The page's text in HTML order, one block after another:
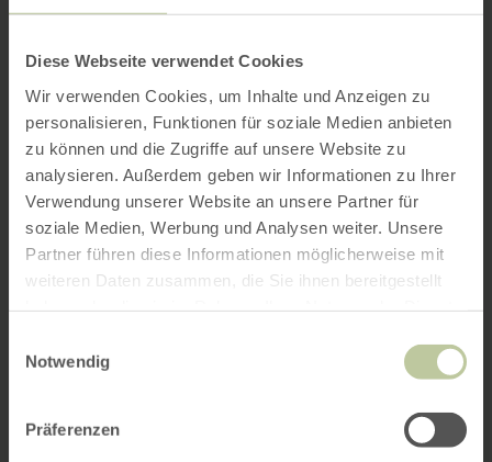
Diese Webseite verwendet Cookies
Wir verwenden Cookies, um Inhalte und Anzeigen zu
personalisieren, Funktionen für soziale Medien anbieten
zu können und die Zugriffe auf unsere Website zu
analysieren. Außerdem geben wir Informationen zu Ihrer
Verwendung unserer Website an unsere Partner für
soziale Medien, Werbung und Analysen weiter. Unsere
Partner führen diese Informationen möglicherweise mit
weiteren Daten zusammen, die Sie ihnen bereitgestellt
Notwendig
Präferenzen